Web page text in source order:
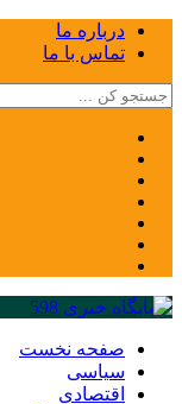
درباره ما
تماس با ما
صفحه نخست
سیاسی
اقتصادی